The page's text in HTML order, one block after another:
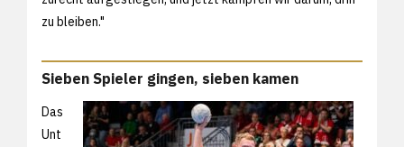
zu bleiben."
Sieben Spieler gingen, sieben kamen
Das
Unt